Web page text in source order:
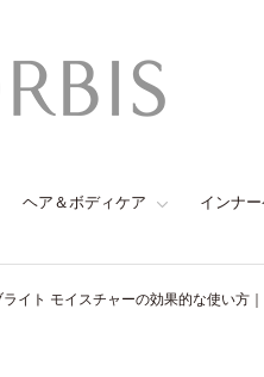
ヘア＆ボディケア インナー
ライト モイスチャーの効果的な使い方